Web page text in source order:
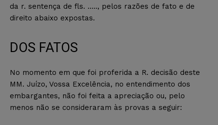
da r. sentença de fls. ….., pelos razões de fato e de
direito abaixo expostas.
DOS FATOS
No momento em que foi proferida a R. decisão deste
MM. Juízo, Vossa Excelência, no entendimento dos
embargantes, não foi feita a apreciação ou, pelo
menos não se consideraram às provas a seguir: